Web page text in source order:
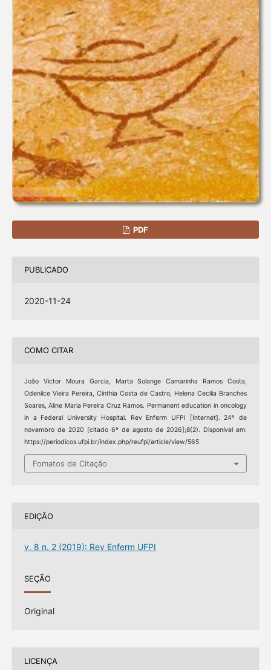
PDF
PUBLICADO
2020-11-24
COMO CITAR
João Victor Moura Garcia, Marta Solange Camarinha Ramos Costa,
Odenilce Vieira Pereira, Cínthia Costa de Castro, Helena Cecilia Branches
Soares, Aline Maria Pereira Cruz Ramos. Permanent education in oncology
in a Federal University Hospital. Rev Enferm UFPI [Internet]. 24º de
novembro de 2020 [citado 6º de agosto de 2026];8(2). Disponível em:
https://periodicos.ufpi.br/index.php/reufpi/article/view/565
Fomatos de Citação
EDIÇÃO
v. 8 n. 2 (2019): Rev Enferm UFPI
SEÇÃO
Original
LICENÇA